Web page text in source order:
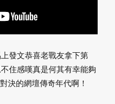
發文恭喜老戰友拿下第
住感嘆真是何其有幸能夠
決的網壇傳奇年代啊！